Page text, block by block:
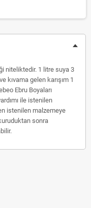
niteliktedir. 1 litre suya 3
kıvama gelen karışım 1
Ebru Boyaları
ile istenilen
istenilen malzemeye
sonra